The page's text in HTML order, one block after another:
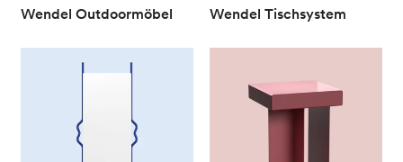
Wendel Outdoormöbel Wendel Tischsystem